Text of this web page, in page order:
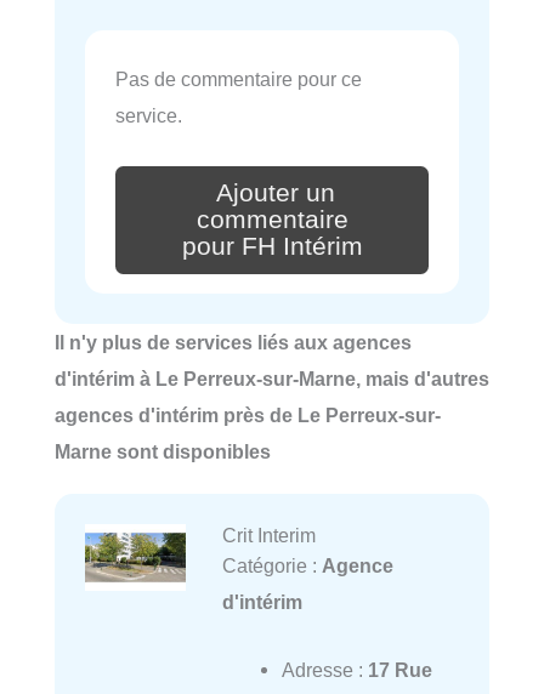
Pas de commentaire pour ce
service.
Ajouter un
commentaire
pour FH Intérim
Il n'y plus de services liés aux agences
d'intérim à Le Perreux-sur-Marne, mais d'autres
agences d'intérim près de Le Perreux-sur-
Marne sont disponibles
Crit Interim
Catégorie : Agence
d'intérim
Adresse : 17 Rue